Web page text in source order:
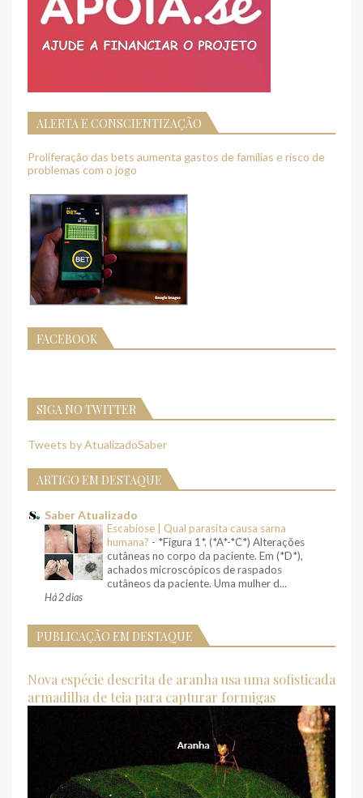
ALERTA E CONSCIENTIZAÇÃO
Proliferação das bets aumenta gastos de famílias e risco de
problemas com o jogo
FACEBOOK
SIGA NO TWITTER
Tweets by AtualizadoSaber
ARTIGO EM DESTAQUE
Saber Atualizado
Escabiose | Qual parasita causa sarna
humana? - *Figura 1*. (*A*-*C*) Alterações
cutâneas no corpo da paciente. Em (*D*),
achados microscópicos de raspados
cutâneos da paciente. Uma mulher d...
Há 2 dias
PUBLICAÇÃO EM DESTAQUE
Nova espécie descrita de aranha usa uma sofisticada
armadilha de teia para capturar formigas